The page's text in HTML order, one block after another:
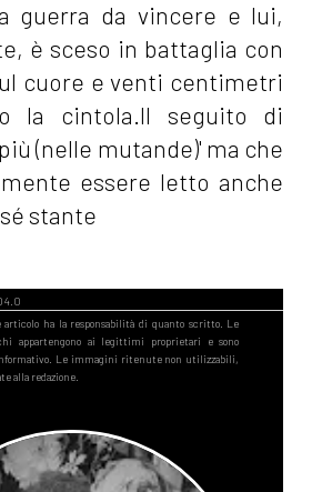
guerra da vincere e lui,
è sceso in battaglia con
cuore e venti centimetri
la cintola.Il seguito di
(nelle mutande)' ma che
essere letto anche
stante